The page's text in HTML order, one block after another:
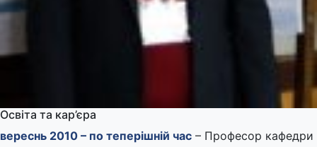
Освіта та кар’єра
вереснь 2010 – по теперішній час – Професор кафедри